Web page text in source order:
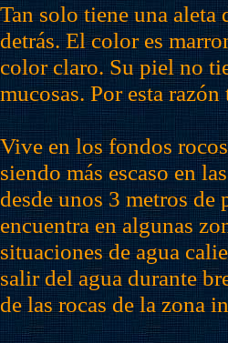
Tan solo tiene una aleta
detrás. El color es
color claro. Su piel no
mucosas. Por esta
Vive en los fondos
siendo más escaso en
desde unos 3 metros
encuentra en algunas
situaciones de agua
salir del agua durante
de las rocas de la zona